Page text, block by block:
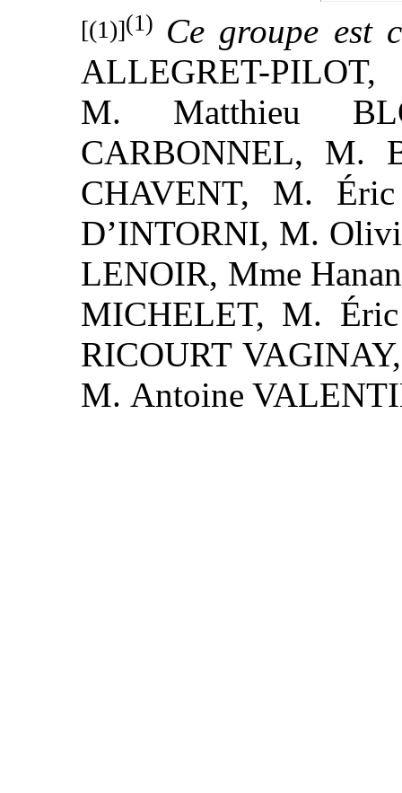
[(1)](1) Ce groupe est
ALLEGRET-
M. Matthieu
CARBONNEL, M.
CHAVENT, M.
D’INTORNI, M.
LENOIR, Mme
MICHELET, M.
RICOURT
M. Antoine